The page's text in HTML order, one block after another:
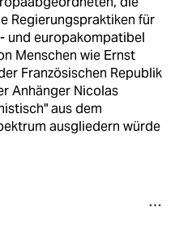
Regierungspraktiken für
und europakompatibel
Menschen wie Ernst
Französischen Republik
Anhänger Nicolas
aus dem
ausgliedern würde